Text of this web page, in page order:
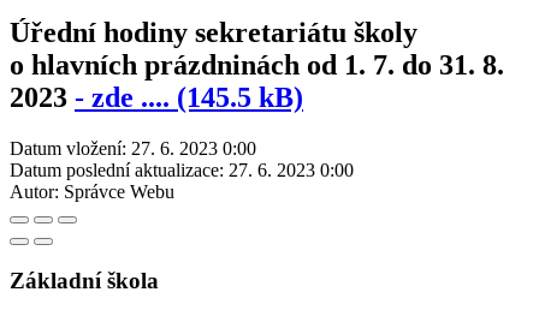
Úřední hodiny sekretariátu školy
o hlavních prázdninách od 1. 7. do 31. 8.
2023 - zde .... (145.5 kB)
Datum vložení: 27. 6. 2023 0:00
Datum poslední aktualizace: 27. 6. 2023 0:00
Autor: Správce Webu
Základní škola